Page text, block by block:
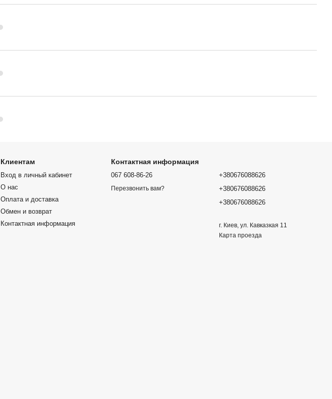
Клиентам
Вход в личный кабинет
О нас
Оплата и доставка
Обмен и возврат
Контактная информация
Контактная информация
067 608-86-26
Перезвонить вам?
+380676088626
+380676088626
+380676088626
г. Киев, ул. Кавказкая 11
Карта проезда